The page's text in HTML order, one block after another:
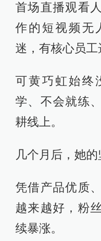
首场直播观看
作的短视频无
迷，有核心员
可黄巧虹始终
学、不会就练
耕线上。
几个月后，她的
凭借产品优质
越来越好，粉
续暴涨。